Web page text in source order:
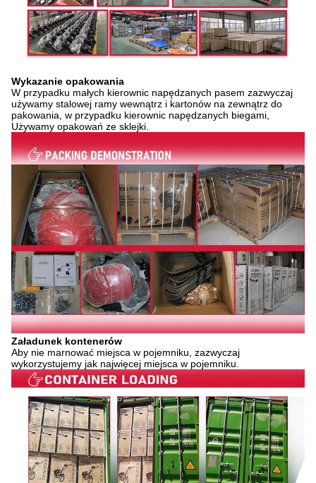
Wykazanie opakowania
W przypadku małych kierownic napędzanych pasem zazwyczaj
używamy stalowej ramy wewnątrz i kartonów na zewnątrz do
pakowania, w przypadku kierownic napędzanych biegami,
Używamy opakowań ze sklejki.
Załadunek kontenerów
Aby nie marnować miejsca w pojemniku, zazwyczaj
wykorzystujemy jak najwięcej miejsca w pojemniku.